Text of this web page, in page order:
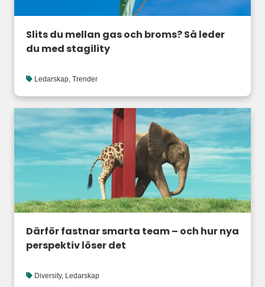
Slits du mellan gas och broms? Så leder
du med stagility
Ledarskap Trender
Därför fastnar smarta team – och hur nya
perspektiv löser det
Diversity, Ledarskap